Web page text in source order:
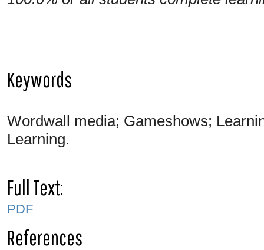
Keywords
Wordwall media; Gameshows;
Learning.
Full Text:
PDF
References